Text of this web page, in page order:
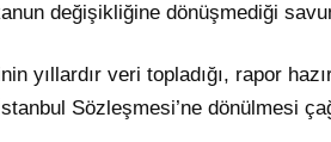
değişikliğine dönüşmediği
yıllardır veri topladığı, rapor
Sözleşmesi’ne dönülmesi